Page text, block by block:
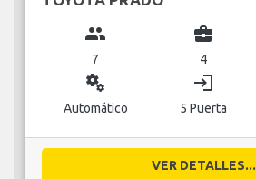
group
7
business_center
4
miscellaneous_services
Automático
login
5 Puerta
VER DETALLES...